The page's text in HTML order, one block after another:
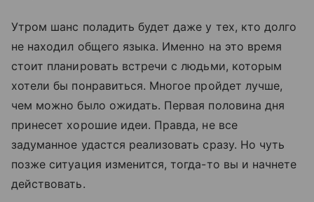
Утром шанс поладить будет даже у тех, кто долго
не находил общего языка. Именно на это время
стоит планировать встречи с людьми, которым
хотели бы понравиться. Многое пройдет лучше,
чем можно было ожидать. Первая половина дня
принесет хорошие идеи. Правда, не все
задуманное удастся реализовать сразу. Но чуть
позже ситуация изменится, тогда-то вы и начнете
действовать.